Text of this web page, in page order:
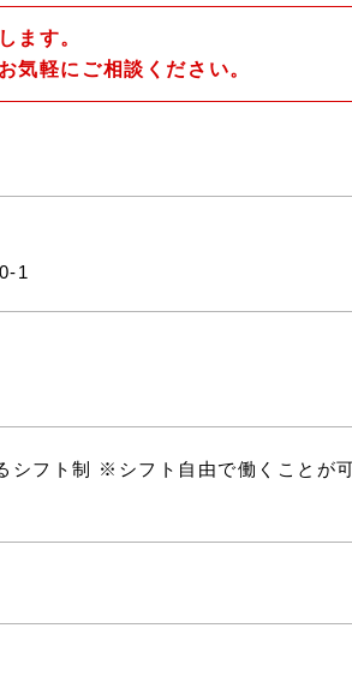
ます。
気軽にご相談ください。
1
シフト制 ※シフト自由で働くこと